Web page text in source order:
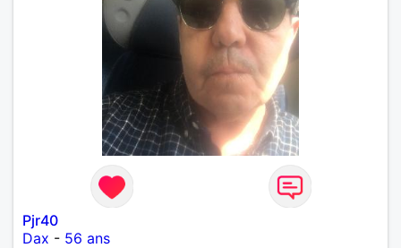
Pjr40
Dax - 56 ans